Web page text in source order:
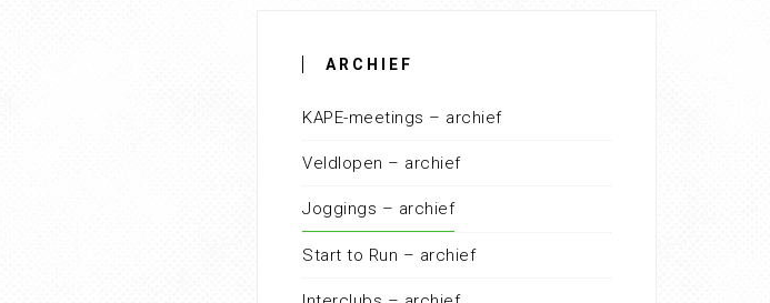
ARCHIEF
KAPE-meetings – archief
Veldlopen – archief
Joggings – archief
Start to Run – archief